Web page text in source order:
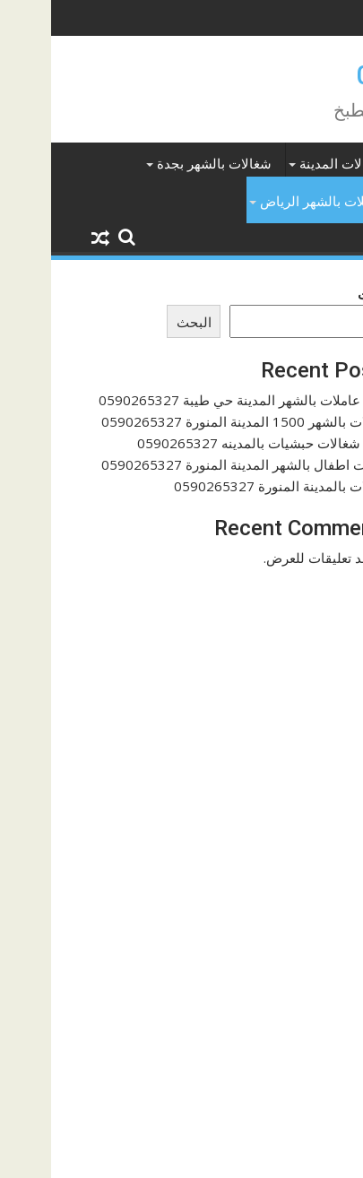
المدينة شغالات بالشهر بجدة
بالشهر الرياض
البحث
Recent
بالشهر المدينة حي طيبة 0590265327
المدينة المنورة 0590265327
حبشيات بالمدينه 0590265327
بالشهر المدينة المنورة 0590265327
المنورة 0590265327
Recent
تعليقات للعرض.